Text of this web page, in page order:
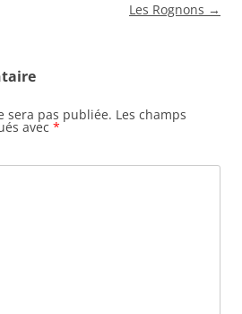
Les Rognons →
sera pas publiée. Les champs
avec *